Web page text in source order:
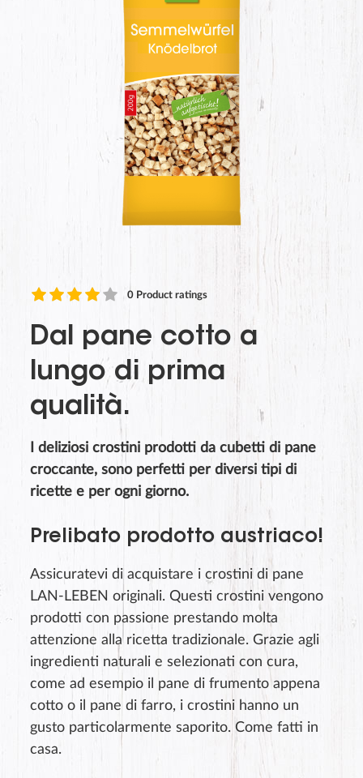
0 Product ratings
Dal pane cotto a
lungo di prima
qualità.
I deliziosi crostini prodotti da cubetti di pane
croccante, sono perfetti per diversi tipi di
ricette e per ogni giorno.
Prelibato prodotto austriaco!
Assicuratevi di acquistare i crostini di pane
LAN-LEBEN originali. Questi crostini vengono
prodotti con passione prestando molta
attenzione alla ricetta tradizionale. Grazie agli
ingredienti naturali e selezionati con cura,
come ad esempio il pane di frumento appena
cotto o il pane di farro, i crostini hanno un
gusto particolarmente saporito. Come fatti in
casa.